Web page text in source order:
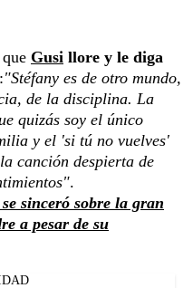
Gusi llore y le diga
:"Stéfany es de otro mundo,
de la disciplina. La
quizás soy el único
y el 'si tú no vuelves'
canción despierta de
.
sinceró sobre la gran
a pesar de su